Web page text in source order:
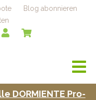
Blog abonnieren
a
v
DORMIENTE Pro­